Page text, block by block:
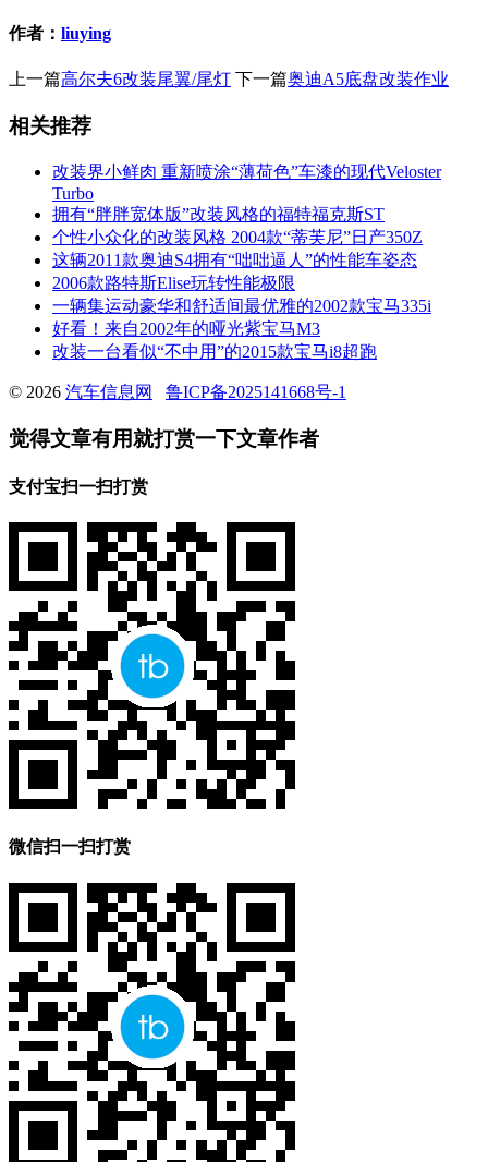
作者： liuying
上一篇高尔夫6改装尾翼/尾灯 下一篇奥迪A5底盘改装作业
相关推荐
改装界小鲜肉 重新喷涂“薄荷色”车漆的现代Veloster
Turbo
拥有“胖胖宽体版”改装风格的福特福克斯ST
个性小众化的改装风格 2004款“蒂芙尼”日产350Z
这辆2011款奥迪S4拥有“咄咄逼人”的性能车姿态
2006款路特斯Elise玩转性能极限
一辆集运动豪华和舒适间最优雅的2002款宝马335i
好看！来自2002年的哑光紫宝马M3
改装一台看似“不中用”的2015款宝马i8超跑
© 2026 汽车信息网 鲁ICP备2025141668号-1
觉得文章有用就打赏一下文章作者
支付宝扫一扫打赏
微信扫一扫打赏